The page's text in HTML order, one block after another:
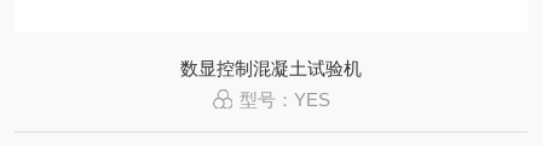
数显控制混凝土试验机
型号：YES